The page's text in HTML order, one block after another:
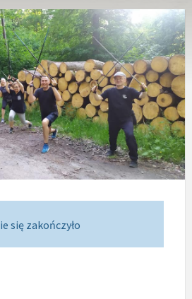
się zakończyło